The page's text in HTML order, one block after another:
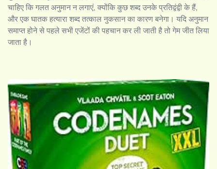
चाहिए कि गलत अनुमान न लगाएं, क्योंकि कुछ शब्द उनके प्रतिद्वंद्वी के हैं,
और एक घातक हत्यारा शब्द तत्काल नुकसान का कारण बनेगा। यदि अनुमान
समाप्त होने से पहले सभी एजेंटों की पहचान कर ली जाती है तो गेम जीत लिया
जाता है।